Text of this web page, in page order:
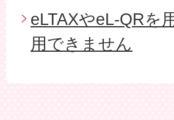
eLTAXやeL-QRを
用できません